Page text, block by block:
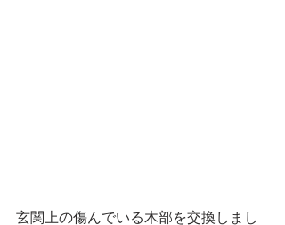
玄関上の傷んでいる木部を交換しまし